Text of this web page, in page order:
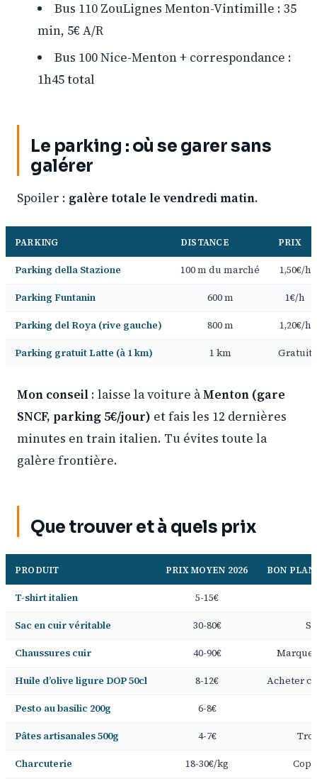
Bus 110 ZouLignes Menton-Vintimille : 35
min, 5€ A/R
Bus 100 Nice-Menton + correspondance :
1h45 total
Le parking : où se garer sans
galérer
Spoiler : galère totale le vendredi matin.
PARKING DISTANCE PRIX
Parking della Stazione 100 m du marché 1,50€/h
Parking Funtanin 600 m 1€/h
Parking del Roya (rive gauche) 800 m 1,20€/h
Parking gratuit Latte (à 1 km) 1 km Gratuit
Mon conseil : laisse la voiture àMenton (gare
SNCF, parking 5€/jour) et fais les 12 dernières
minutes en train italien. Tu évites toute la
galère frontière.
Que trouver et à quels prix
PRODUIT PRIX MOYEN 2026 BON PLAN
T-shirt italien 5-15€
Sac en cuir véritable 30-80€
Chaussures cuir 40-90€
Huile d’olive ligure DOP 50cl 8-12€ Acheter
Pesto au basilic 200g 6-8€
Pâtes artisanales 500g 4-7€
Charcuterie 18-30€/kg